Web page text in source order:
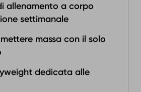
allenamento a corpo
settimanale
massa con il solo
dedicata alle